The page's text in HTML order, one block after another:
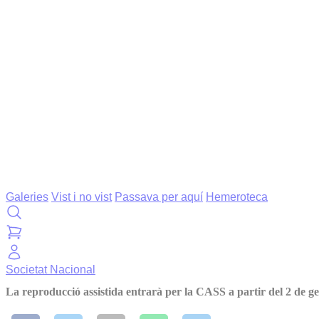
Galeries Vist i no vist Passava per aquí Hemeroteca
Societat Nacional
La reproducció assistida entrarà per la CASS a partir del 2 de